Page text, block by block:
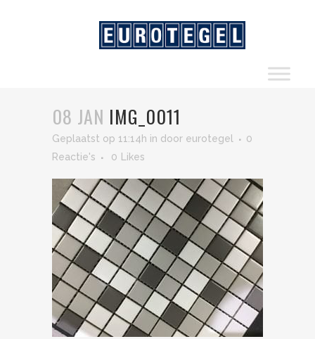
08 JAN IMG_0011
Geplaatst op 11:14h in door eurotegel
0
Reactie's
0 Likes